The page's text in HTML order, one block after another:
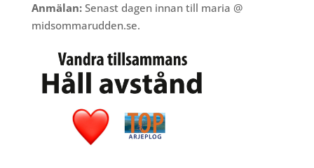
Anmälan: Senast dagen innan till maria @
midsommarudden.se.